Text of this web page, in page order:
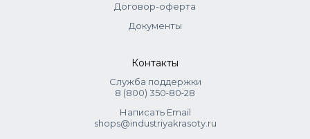
Договор-оферта
Документы
Контакты
Служба поддержки
8 (800) 350‑80‑28
Написать Email
shops@industriyakrasoty.ru